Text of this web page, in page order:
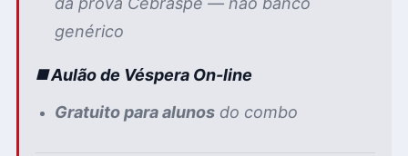
genérico
◼️ Aulão de Véspera On-line
Gratuito para alunos do combo